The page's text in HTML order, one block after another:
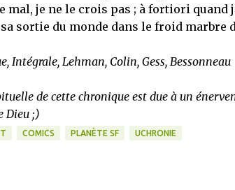
mal, je ne le crois pas ; à fortiori quand
sortie du monde dans le froid marbre
Intégrale, Lehman, Colin, Gess, Bessonneau
de cette chronique est due à un
Dieu ;)
COMICS PLANÈTE SF UCHRONIE